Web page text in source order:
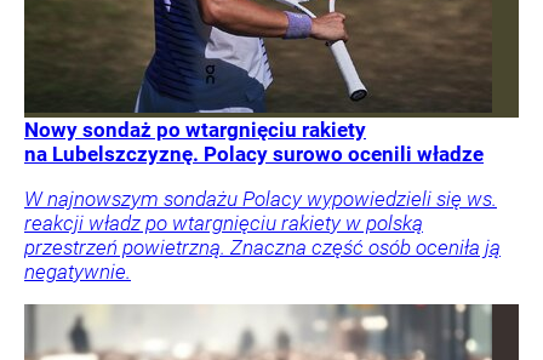
Nowy sondaż po wtargnięciu rakiety
na Lubelszczyznę. Polacy surowo ocenili władze
W najnowszym sondażu Polacy wypowiedzieli się ws.
reakcji władz po wtargnięciu rakiety w polską
przestrzeń powietrzną. Znaczna część osób oceniła ją
negatywnie.